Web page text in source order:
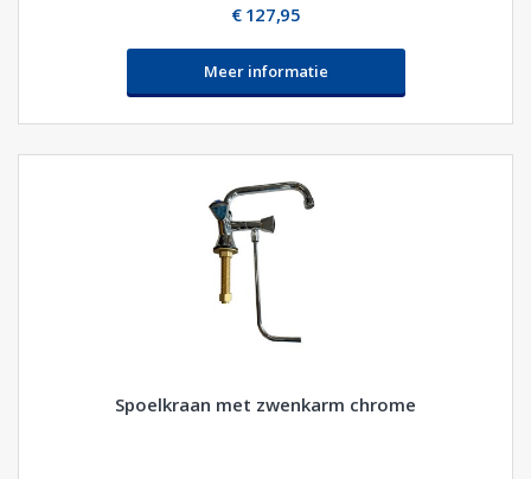
€ 127,95
Meer informatie
Spoelkraan met zwenkarm chrome